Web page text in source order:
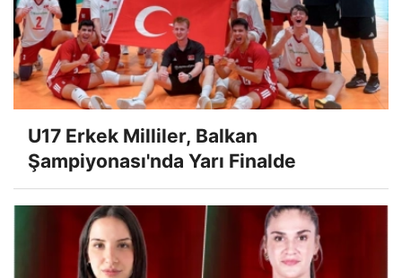
U17 Erkek Milliler, Balkan
Şampiyonası'nda Yarı Finalde